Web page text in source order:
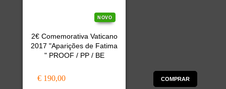
NOVO
2€ Comemorativa Vaticano
2017 "Aparições de Fatima
" PROOF / PP / BE
€ 190,00 COMPRAR